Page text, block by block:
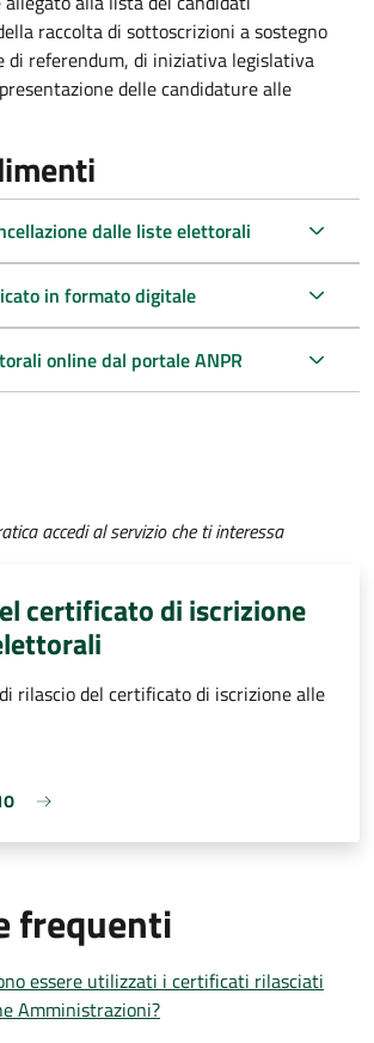
raccolta di sottoscrizioni a sostegno
di referendum, di iniziativa legislativa
delle candidature alle
dalle liste elettorali
in formato digitale
online dal portale ANPR
accedi al servizio che ti interessa
certificato di iscrizione
rilascio del certificato di iscrizione alle
frequenti
essere utilizzati i certificati rilasciati
Amministrazioni?